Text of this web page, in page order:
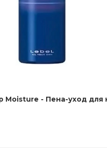
Moisture - Пена-уход для